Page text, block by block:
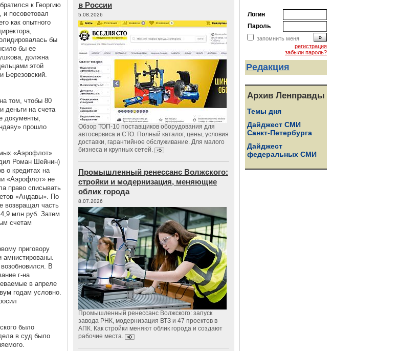
к Георгию
посоветовал
как опытного
бы
бы ее
должна
этой
Березовский.
том, чтобы 80
деньги на счета
документы,
прошло
«Аэрофлот»
Роман Шейнин)
о кредитах на
«Аэрофлот» не
право списывать
«Андавы». По
возвращал часть
млн руб. Затем
счетам
приговору
амнистированы.
В
г-на
в апреле
годам условно.
было
в суд было
в России
5.08.2026
Обзор ТОП-10 поставщиков оборудования для
автосервиса и СТО. Полный каталог, цены, условия
доставки, гарантийное обслуживание. Для малого
бизнеса и крупных сетей.
Промышленный ренессанс Волжского:
стройки и модернизация, меняющие
облик города
8.07.2026
Промышленный ренессанс Волжского: запуск
завода РНК, модернизация ВТЗ и 47 проектов в
АПК. Как стройки меняют облик города и создают
рабочие места.
Логин
Пароль
запомнить меня
регистрация
забыли пароль?
Редакция
Архив Ленправды
Темы дня
Дайджест СМИ
Санкт-Петербурга
Дайджест
федеральных СМИ